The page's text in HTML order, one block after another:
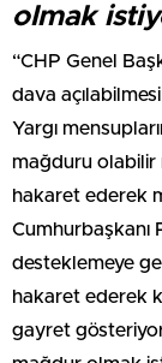
olmak
“CHP Genel
dava
Yargı
mağduru olabilir
hakaret ederek
Cumhurbaşkanı
desteklemeye
hakaret ederek
gayret